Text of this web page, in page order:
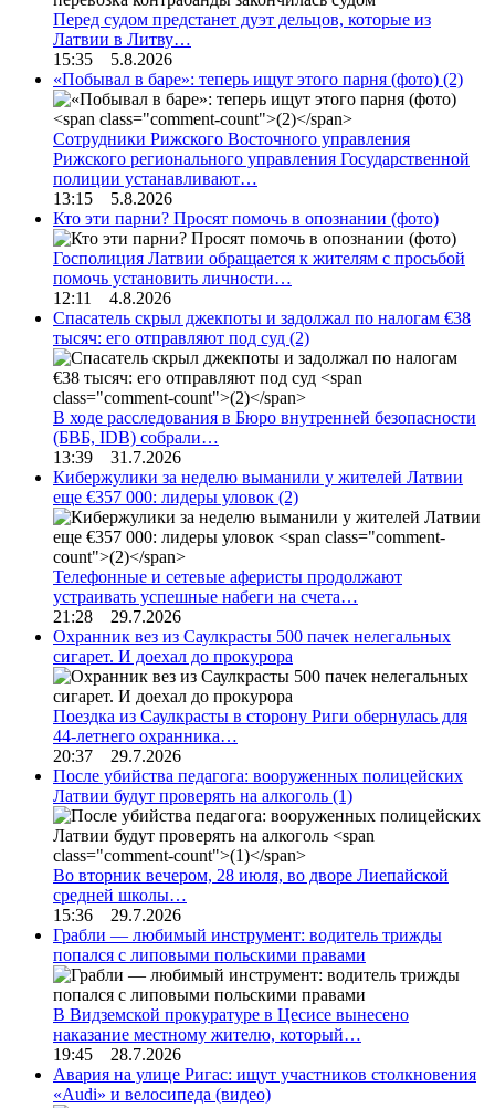
Перед судом предстанет дуэт дельцов, которые из
Латвии в Литву…
15:35 5.8.2026
«Побывал в баре»: теперь ищут этого парня (фото) (2)
Сотрудники Рижского Восточного управления
Рижского регионального управления Государственной
полиции устанавливают…
13:15 5.8.2026
Кто эти парни? Просят помочь в опознании (фото)
Госполиция Латвии обращается к жителям с просьбой
помочь установить личности…
12:11 4.8.2026
Спасатель скрыл джекпоты и задолжал по налогам €38
тысяч: его отправляют под суд (2)
В ходе расследования в Бюро внутренней безопасности
(БВБ, IDB) собрали…
13:39 31.7.2026
Кибержулики за неделю выманили у жителей Латвии
еще €357 000: лидеры уловок (2)
Телефонные и сетевые аферисты продолжают
устраивать успешные набеги на счета…
21:28 29.7.2026
Охранник вез из Саулкрасты 500 пачек нелегальных
сигарет. И доехал до прокурора
Поездка из Саулкрасты в сторону Риги обернулась для
44-летнего охранника…
20:37 29.7.2026
После убийства педагога: вооруженных полицейских
Латвии будут проверять на алкоголь (1)
Во вторник вечером, 28 июля, во дворе Лиепайской
средней школы…
15:36 29.7.2026
Грабли — любимый инструмент: водитель трижды
попался с липовыми польскими правами
В Видземской прокуратуре в Цесисе вынесено
наказание местному жителю, который…
19:45 28.7.2026
Авария на улице Ригас: ищут участников столкновения
«Audi» и велосипеда (видео)